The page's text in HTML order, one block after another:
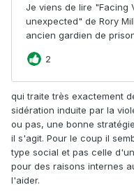
qui traite très exactement
sidération induite par la
ou pas, une bonne
il s'agit. Pour le coup il
type social et pas celle
pour des raisons internes
l'aider.